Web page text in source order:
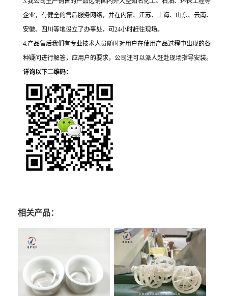
企业，有健全的售后服务网络，并在内蒙、江苏、上海、山东、云南、
安徽、四川等地设立了办事处 ，可24小时赶往现场。
4.产品售后我们有专业技术人员随时对用户在使用产品过程中出现的各
种疑问进行解答，应用户的要求，公司还可以派人赶赴现场指导安装。
详询以下二维码：
相关产品：